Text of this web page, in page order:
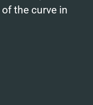
the curve in